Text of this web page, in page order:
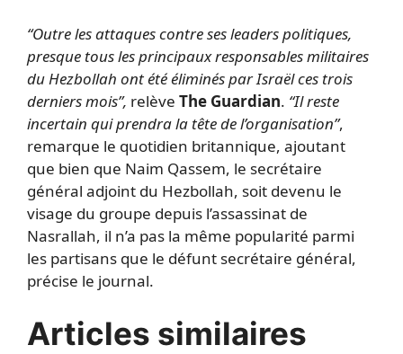
“Outre les attaques contre ses leaders politiques,
presque tous les principaux responsables militaires
du Hezbollah ont été éliminés par Israël ces trois
derniers mois”, relève The Guardian. “Il reste
incertain qui prendra la tête de l’organisation”,
remarque le quotidien britannique, ajoutant
que bien que Naim Qassem, le secrétaire
général adjoint du Hezbollah, soit devenu le
visage du groupe depuis l’assassinat de
Nasrallah, il n’a pas la même popularité parmi
les partisans que le défunt secrétaire général,
précise le journal.
Articles similaires